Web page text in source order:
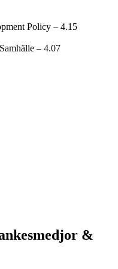
Policy – 4.15
– 4.07
&